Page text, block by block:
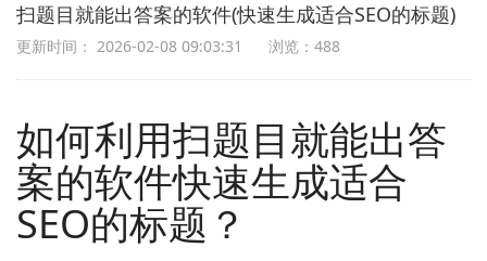
扫题目就能出答案的软件(快速生成适合SEO的标题)
更新时间： 2026-02-08 09:03:31 浏览：488
如何利用扫题目就能出答
案的软件快速生成适合
SEO的标题？